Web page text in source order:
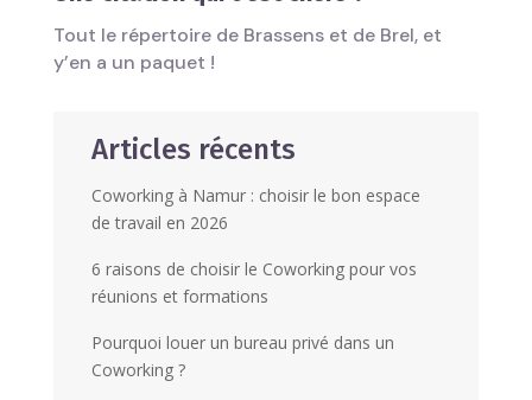
Tout le répertoire de Brassens et de Brel, et
y’en a un paquet !
Articles récents
Coworking à Namur : choisir le bon espace
de travail en 2026
6 raisons de choisir le Coworking pour vos
réunions et formations
Pourquoi louer un bureau privé dans un
Coworking ?